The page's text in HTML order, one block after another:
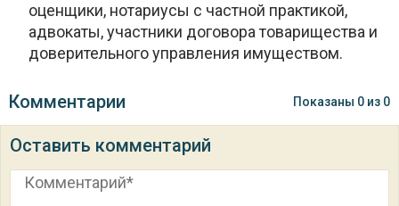
оценщики, нотариусы с частной практикой,
адвокаты, участники договора товарищества и
доверительного управления имуществом.
Комментарии Показаны 0 из 0
Оставить комментарий